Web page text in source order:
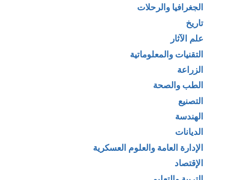
الجغرافيا والرحلات
تاريخ
علم الآثار
التقنيات والمعلوماتية
الزراعة
الطب والصحة
التصنيع
الهندسة
الديانات
الإدارة العامة والعلوم العسكرية
الإقتصاد